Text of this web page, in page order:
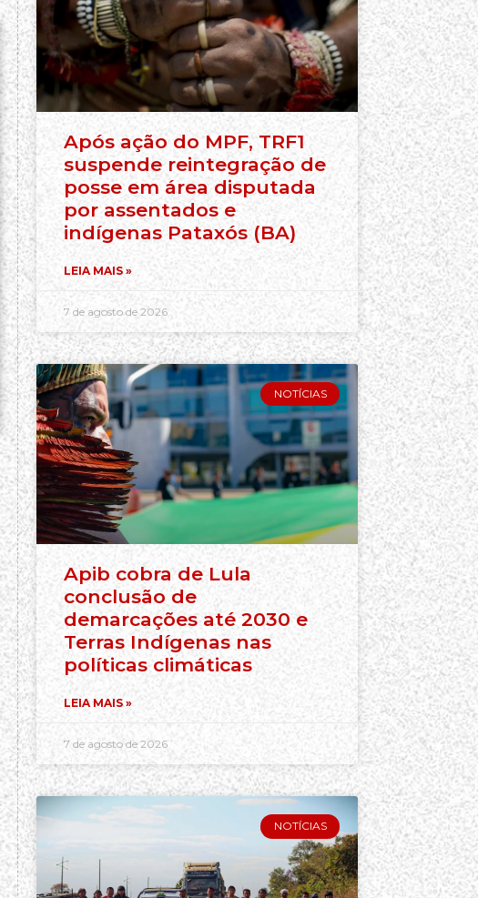
Após ação do MPF, TRF1
suspende reintegração de
posse em área disputada
por assentados e
indígenas Pataxós (BA)
LEIA MAIS »
7 de agosto de 2026
NOTÍCIAS
Apib cobra de Lula
conclusão de
demarcações até 2030 e
Terras Indígenas nas
políticas climáticas
LEIA MAIS »
7 de agosto de 2026
NOTÍCIAS